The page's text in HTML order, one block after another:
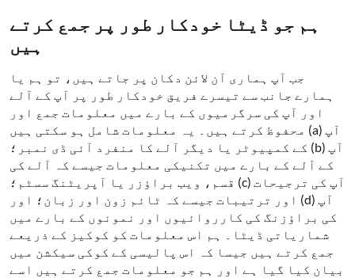
ہم جو ڈیٹا خودکار طور پر جمع کرتے
ہیں
جب آپ ہماری آن لائن دکان پر جاتے ہیں، تو ہم یا
ہمارے جانب سے تیسرے فریق خودکار طور پر آپ کے آلے
اور آپ کی سرگرمیوں کے بارے میں معلومات جمع اور
محفوظ کرتے ہیں۔ یہ معلومات شامل ہو سکتی ہیں (a) آپ
کے کمپیوٹر یا دیگر آلے کا منفرد آئی ڈی نمبر؛ (b) آپ
کے آلے کے بارے میں تکنیکی معلومات جیسے کہ آلے کی
قسم، ویب براؤزر یا آپریٹنگ سسٹم؛ (c) آپ کی ترجیحات
اور ترتیبات جیسے کہ ٹائم زون اور زبان؛ اور (d) آپ
کی براؤزنگ کی کارروائیوں اور نمونوں کے بارے میں
شماریاتی ڈیٹا۔ ہم اس معلومات کو کوکیز کے ذریعے
جمع کرتے ہیں جیسا کہ اس پالیسی کے کوکی سیکشن میں
بیان کیا گیا ہے اور ہم جو معلومات جمع کرتے ہیں اسے